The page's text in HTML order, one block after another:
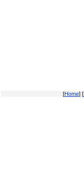
[Home] [